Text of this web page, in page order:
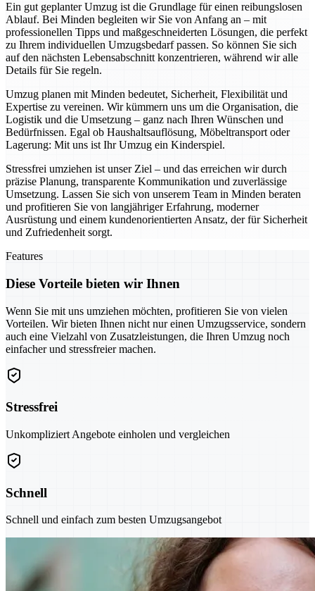
Ein gut geplanter Umzug ist die Grundlage für einen reibungslosen
Ablauf. Bei Minden begleiten wir Sie von Anfang an – mit
professionellen Tipps und maßgeschneiderten Lösungen, die perfekt
zu Ihrem individuellen Umzugsbedarf passen. So können Sie sich
auf den nächsten Lebensabschnitt konzentrieren, während wir alle
Details für Sie regeln.
Umzug planen mit Minden bedeutet, Sicherheit, Flexibilität und
Expertise zu vereinen. Wir kümmern uns um die Organisation, die
Logistik und die Umsetzung – ganz nach Ihren Wünschen und
Bedürfnissen. Egal ob Haushaltsauflösung, Möbeltransport oder
Lagerung: Mit uns ist Ihr Umzug ein Kinderspiel.
Stressfrei umziehen ist unser Ziel – und das erreichen wir durch
präzise Planung, transparente Kommunikation und zuverlässige
Umsetzung. Lassen Sie sich von unserem Team in Minden beraten
und profitieren Sie von langjähriger Erfahrung, moderner
Ausrüstung und einem kundenorientierten Ansatz, der für Sicherheit
und Zufriedenheit sorgt.
Features
Diese Vorteile bieten wir Ihnen
Wenn Sie mit uns umziehen möchten, profitieren Sie von vielen
Vorteilen. Wir bieten Ihnen nicht nur einen Umzugsservice, sondern
auch eine Vielzahl von Zusatzleistungen, die Ihren Umzug noch
einfacher und stressfreier machen.
Stressfrei
Unkompliziert Angebote einholen und vergleichen
Schnell
Schnell und einfach zum besten Umzugsangebot